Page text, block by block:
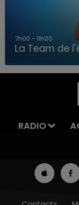
LA TEAM
7h00 - 11h00
La Team de
RADIO